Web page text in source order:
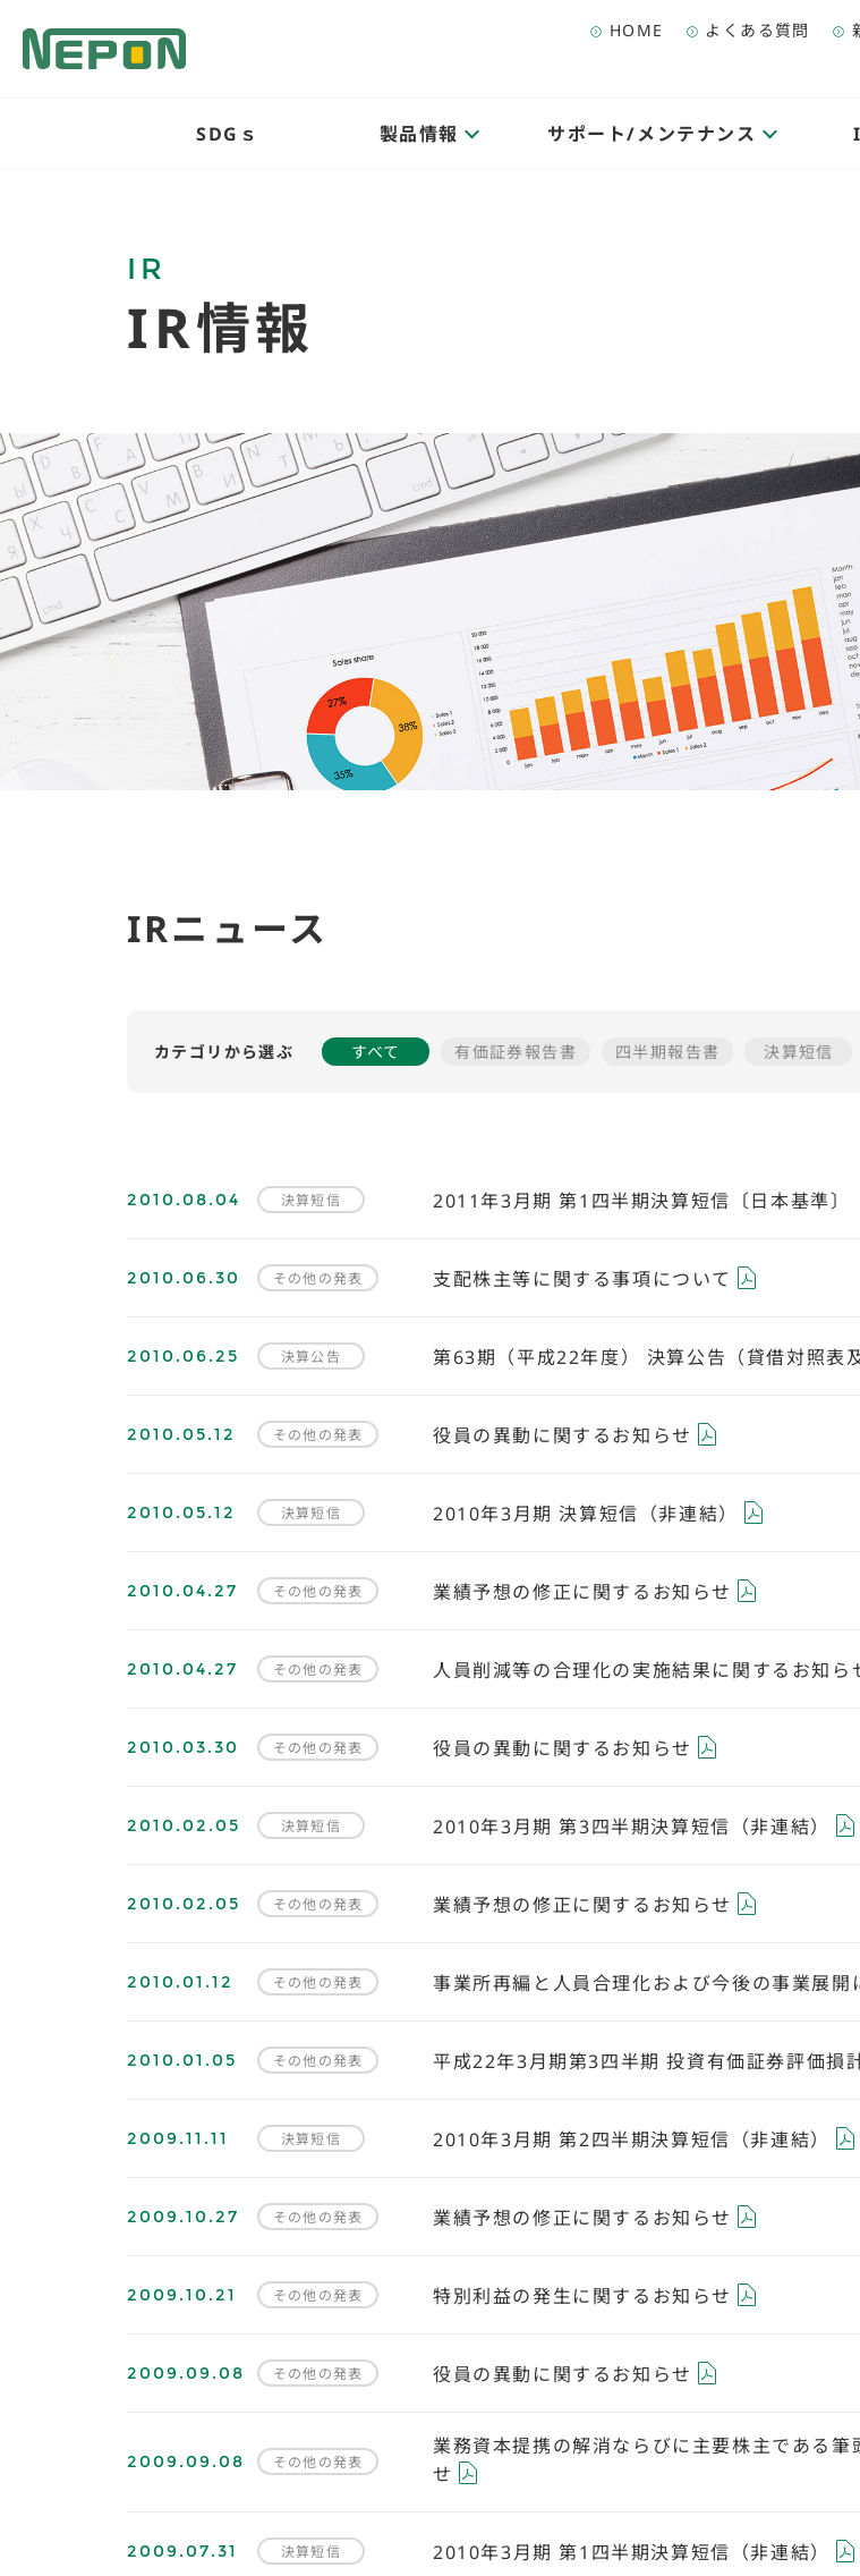
HOME よくある質問
SDGｓ 製品情報 サポート/メンテナンス
IR
IR情報
IRニュース
カテゴリから選ぶ すべて 有価証券報告書 四半期報告書 決算短信
2010.08.04 決算短信 2011年3月期 第1四半期決算短信〔日本基準〕
2010.06.30 その他の発表 支配株主等に関する事項について
2010.06.25 決算公告 第63期（平成22年度） 決算公告（貸借対照表
2010.05.12 その他の発表 役員の異動に関するお知らせ
2010.05.12 決算短信 2010年3月期 決算短信（非連結）
2010.04.27 その他の発表 業績予想の修正に関するお知らせ
2010.04.27 その他の発表 人員削減等の合理化の実施結果に関するお知ら
2010.03.30 その他の発表 役員の異動に関するお知らせ
2010.02.05 決算短信 2010年3月期 第3四半期決算短信（非連結）
2010.02.05 その他の発表 業績予想の修正に関するお知らせ
2010.01.12 その他の発表 事業所再編と人員合理化および今後の事業展開
2010.01.05 その他の発表 平成22年3月期第3四半期 投資有価証券評価損
2009.11.11 決算短信 2010年3月期 第2四半期決算短信（非連結）
2009.10.27 その他の発表 業績予想の修正に関するお知らせ
2009.10.21 その他の発表 特別利益の発生に関するお知らせ
2009.09.08 その他の発表 役員の異動に関するお知らせ
2009.09.08 その他の発表
業務資本提携の解消ならびに主要株主である
せ
2009.07.31 決算短信 2010年3月期 第1四半期決算短信（非連結）